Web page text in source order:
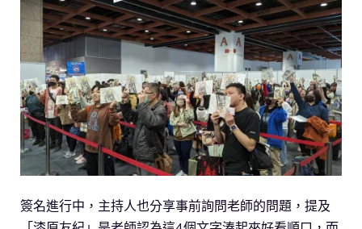
簽名進行中，主持人也分享事前詢問老師的問題，提及